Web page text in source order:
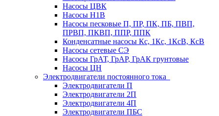
Насосы ЦВК
Насосы Н1В
Насосы песковые П, ПР, ПК, ПБ, ПВП,
ПРВП, ПКВП, ППР, ППК
Конденсатные насосы Кс, 1Кс, 1КсВ, КсВ
Насосы сетевые СЭ
Насосы ГрАТ, ГрАР, ГрАК грунтовые
Насосы ЦН
Электродвигатели постоянного тока
Электродвигатели П
Электродвигатели 2П
Электродвигатели 4П
Электродвигатели ПБС